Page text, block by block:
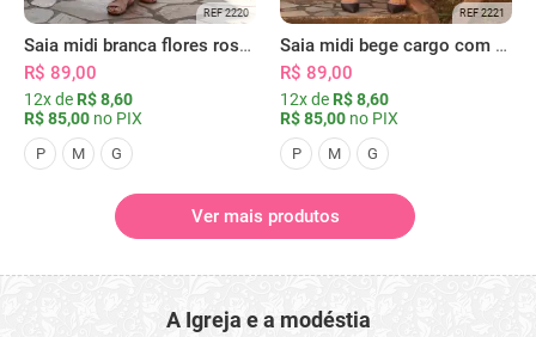
REF 2220
Saia midi branca flores rosas com bolsos
R$ 89,00
12x de R$ 8,60
R$ 85,00 no PIX
P M G
REF 2221
Saia midi bege cargo com bolsos
R$ 89,00
12x de R$ 8,60
R$ 85,00 no PIX
P M G
Ver mais produtos
A Igreja e a modéstia